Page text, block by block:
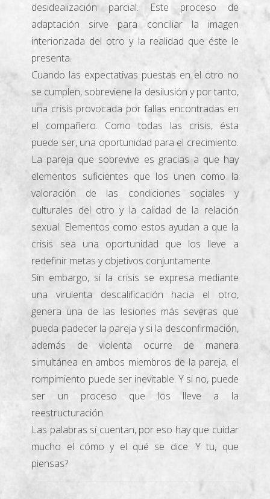
desidealización parcial. Este proceso de
adaptación sirve para conciliar la imagen
interiorizada del otro y la realidad que éste le
presenta.
Cuando las expectativas puestas en el otro no
se cumplen, sobreviene la desilusión y por tanto,
una crisis provocada por fallas encontradas en
el compañero. Como todas las crisis, ésta
puede ser, una oportunidad para el crecimiento.
La pareja que sobrevive es gracias a que hay
elementos suficientes que los unen como la
valoración de las condiciones sociales y
culturales del otro y la calidad de la relación
sexual. Elementos como estos ayudan a que la
crisis sea una oportunidad que los lleve a
redefinir metas y objetivos conjuntamente.
Sin embargo, si la crisis se expresa mediante
una virulenta descalificación hacia el otro,
genera una de las lesiones más severas que
pueda padecer la pareja y si la desconfirmación,
además de violenta ocurre de manera
simultánea en ambos miembros de la pareja, el
rompimiento puede ser inevitable. Y si no, puede
ser un proceso que los lleve a la
reestructuración.
Las palabras sí cuentan, por eso hay que cuidar
mucho el cómo y el qué se dice. Y tu, que
piensas?